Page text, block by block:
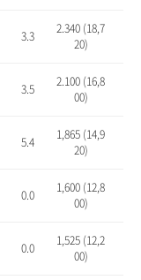
3.3
2.340 (18,7
20)
3.5
2.100 (16,8
00)
5.4
1,865 (14,9
20)
0.0
1,600 (12,8
00)
0.0
1,525 (12,2
00)